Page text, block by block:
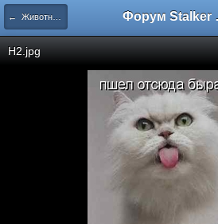
← Животные/природа/города
H2.jpg